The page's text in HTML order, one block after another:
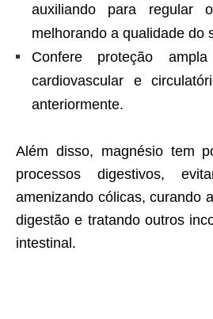
auxiliando para regular
melhorando a qualidade do
Confere proteção
cardiovascular e
anteriormente.
Além disso, magnésio tem
processos digestivos,
amenizando cólicas, curando
digestão e tratando outros
intestinal.